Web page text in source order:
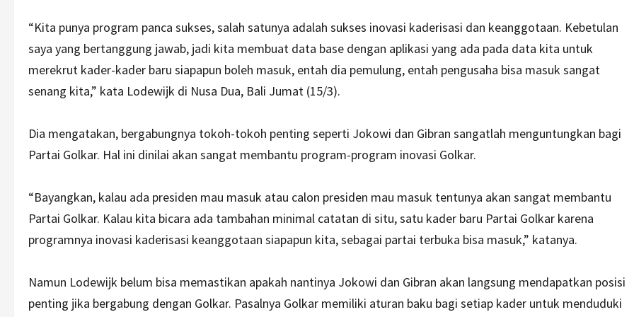
“Kita punya program panca sukses, salah satunya adalah sukses inovasi kaderisasi dan keanggotaan. Kebetulan
saya yang bertanggung jawab, jadi kita membuat data base dengan aplikasi yang ada pada data kita untuk
merekrut kader-kader baru siapapun boleh masuk, entah dia pemulung, entah pengusaha bisa masuk sangat
senang kita,” kata Lodewijk di Nusa Dua, Bali Jumat (15/3).
Dia mengatakan, bergabungnya tokoh-tokoh penting seperti Jokowi dan Gibran sangatlah menguntungkan bagi
Partai Golkar. Hal ini dinilai akan sangat membantu program-program inovasi Golkar.
“Bayangkan, kalau ada presiden mau masuk atau calon presiden mau masuk tentunya akan sangat membantu
Partai Golkar. Kalau kita bicara ada tambahan minimal catatan di situ, satu kader baru Partai Golkar karena
programnya inovasi kaderisasi keanggotaan siapapun kita, sebagai partai terbuka bisa masuk,” katanya.
Namun Lodewijk belum bisa memastikan apakah nantinya Jokowi dan Gibran akan langsung mendapatkan posisi
penting jika bergabung dengan Golkar. Pasalnya Golkar memiliki aturan baku bagi setiap kader untuk menduduki